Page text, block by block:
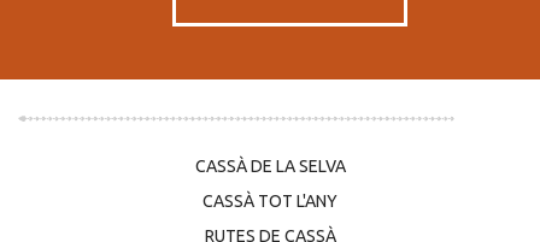
CASSÀ DE LA SELVA
CASSÀ TOT L'ANY
RUTES DE CASSÀ